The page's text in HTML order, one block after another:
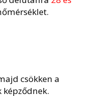
csökken a